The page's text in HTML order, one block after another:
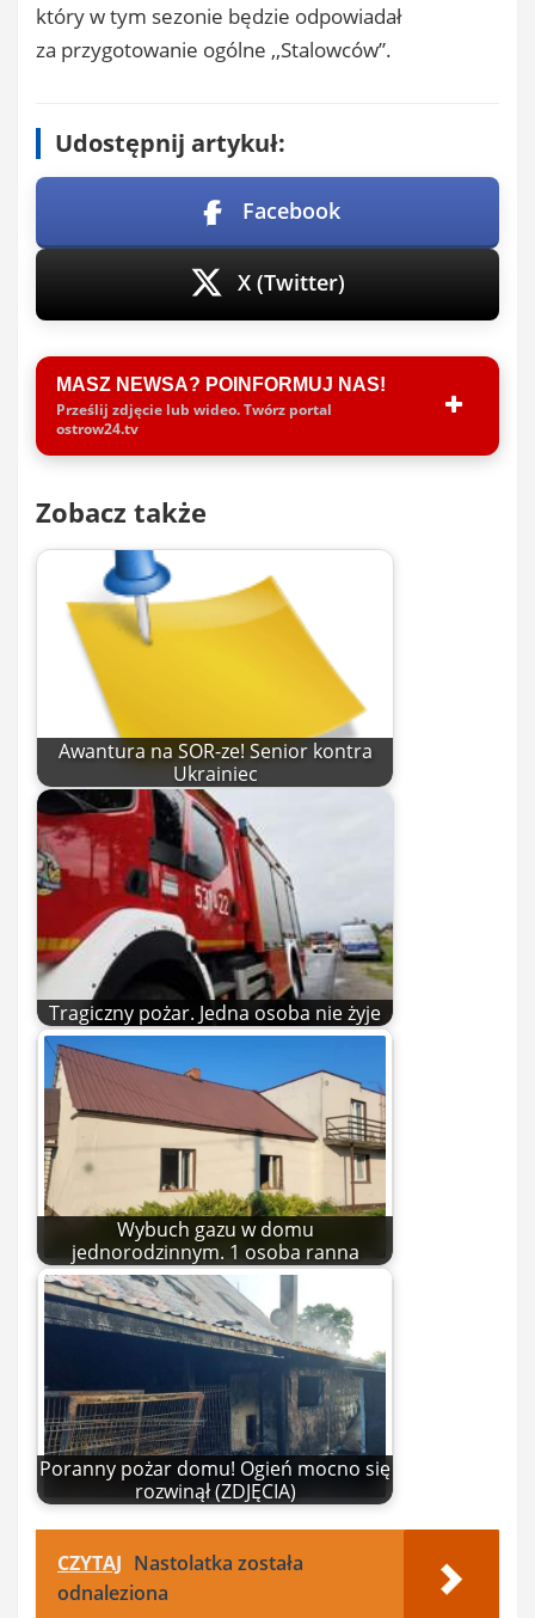
który w tym sezonie będzie odpowiadał
za przygotowanie ogólne ,,Stalowców”.
Udostępnij artykuł:
Facebook
X (Twitter)
MASZ NEWSA? POINFORMUJ NAS!
Prześlij zdjęcie lub wideo. Twórz portal
ostrow24.tv
Zobacz także
Awantura na SOR-ze! Senior kontra
Ukrainiec
Tragiczny pożar. Jedna osoba nie żyje
Wybuch gazu w domu
jednorodzinnym. 1 osoba ranna
Poranny pożar domu! Ogień mocno się
rozwinął (ZDJĘCIA)
CZYTAJ Nastolatka została
odnaleziona